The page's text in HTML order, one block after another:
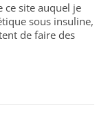
ce site auquel je
sous insuline,
de faire des